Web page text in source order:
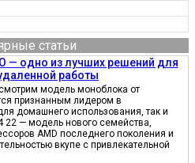
статьи
— одно из лучших решений для
работы
модель моноблока от
признанным лидером в
домашнего использования, так и
22 — модель нового семейства,
AMD последнего поколения и
вкупе с привлекательной